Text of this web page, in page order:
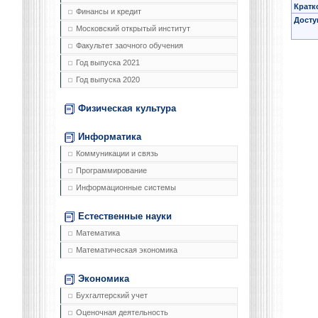
Финансы и кредит
Московский открытый институт
Факультет заочного обучения
Год выпуска 2021
Год выпуска 2020
Физическая культура
Информатика
Коммуникации и связь
Программирование
Информационные системы
Естественные науки
Математика
Математическая экономика
Экономика
Бухгалтерский учет
Оценочная деятельность